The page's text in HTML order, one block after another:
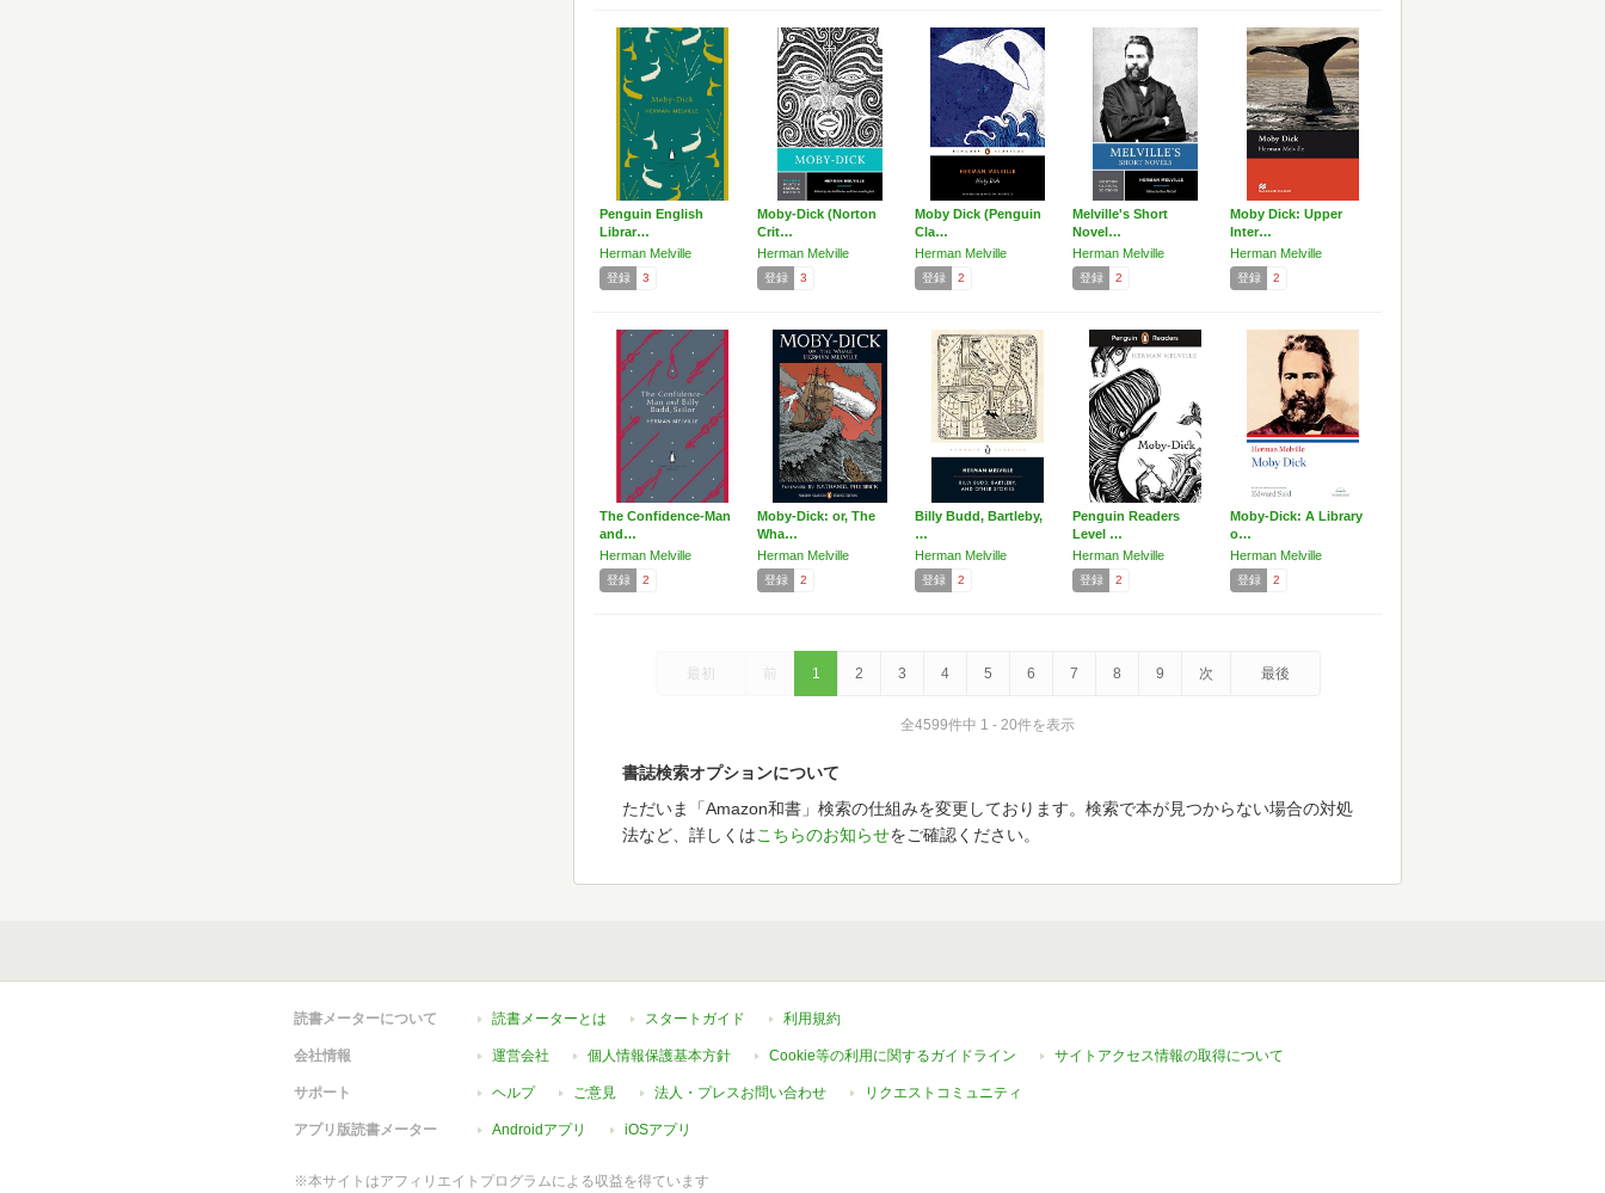
Penguin English
Librar…
Herman Melville
登録 3
Moby-Dick (Norton
Crit…
Herman Melville
登録 3
Moby Dick (Penguin
Cla…
Herman Melville
登録 2
Melville's Short
Novel…
Herman Melville
登録 2
Moby Dick: Upper
Inter…
Herman Melville
登録 2
The Confidence-Man
and…
Herman Melville
登録 2
Moby-Dick: or, The
Wha…
Herman Melville
登録 2
Billy Budd, Bartleby,
…
Herman Melville
登録 2
Penguin Readers
Level …
Herman Melville
登録 2
Moby-Dick: A Library
o…
Herman Melville
登録 2
最初 前 1 2 3 4 5 6 7 8 9 次 最後
全4599件中 1 - 20件を表示
書誌検索オプションについて
ただいま「Amazon和書」検索の仕組みを変更しております。検索で本が見つからない場合の対処
法など、詳しくはこちらのお知らせをご確認ください。
読書メーターについて 読書メーターとは スタートガイド 利用規約
会社情報 運営会社 個人情報保護基本方針 Cookie等の利用に関するガイドライン サイトアクセス情報の取得について
サポート ヘルプ ご意見 法人・プレスお問い合わせ リクエストコミュニティ
アプリ版読書メーター Androidアプリ iOSアプリ
※本サイトはアフィリエイトプログラムによる収益を得ています